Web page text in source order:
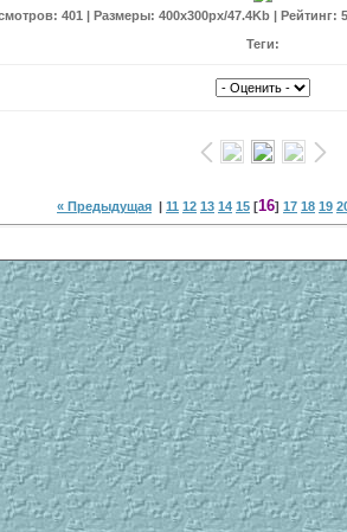
401 | Размеры: 400x300px/47.4Kb | Рейтинг:
Теги:
« Предыдущая | 11 12 13 14 15 [16] 17 18 19